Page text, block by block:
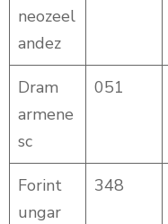
neozeel
andez
Dram
armene
sc
051
Forint
ungar
348